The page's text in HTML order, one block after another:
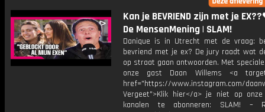
Kan je BEVRIEND zijn met je
De MensenMening | SLAM!
Danique is in Utrecht met de vraag:
bevriend met je ex? De jury raadt wat
op straat gaan antwoorden. Met
onze gast Daan Willems <a
href="https://www.instagram.com/
Vergeet">Klik hier</a> je niet op onze
kanalen te abonneren: SLAM! –